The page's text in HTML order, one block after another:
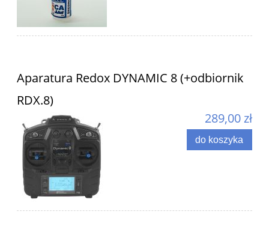
Aparatura Redox DYNAMIC 8 (+odbiornik
RDX.8)
289,00 zł
do koszyka